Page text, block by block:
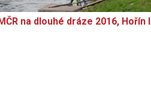
na dlouhé dráze 2016, Hořín I